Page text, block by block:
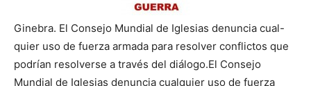
Ginebra. El Consejo Mundial de Iglesias denuncia cual-
quier uso de fuerza armada para resolver conflictos que
podrían resolverse a través del diálogo.El Consejo
Mundial de Iglesias denuncia cualquier uso de fuerza